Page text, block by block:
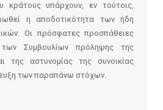
κράτους υπάρχουν, εν τούτοις,
η αποδοτικότητα των ήδη
Οι πρόσφατες προσπάθειες
Συμβουλίων πρόληψης της
της αστυνομίας της συνοικίας
των παραπάνω στόχων.